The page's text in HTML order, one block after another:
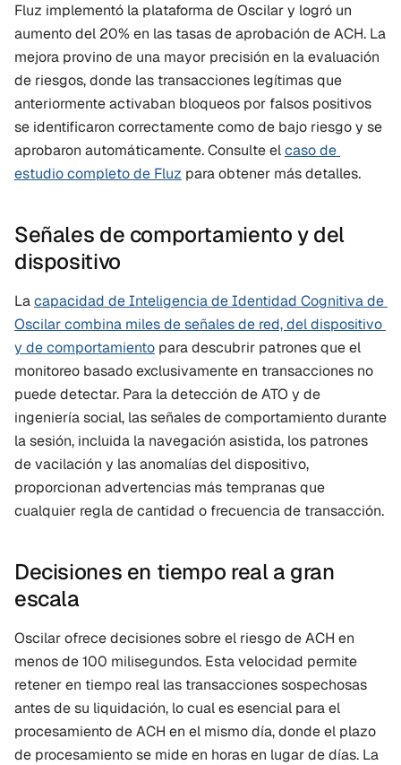
Fluz implementó la plataforma de Oscilar y logró un
aumento del 20% en las tasas de aprobación de ACH. La
mejora provino de una mayor precisión en la evaluación
de riesgos, donde las transacciones legítimas que
anteriormente activaban bloqueos por falsos positivos
se identificaron correctamente como de bajo riesgo y se
aprobaron automáticamente. Consulte el caso de
estudio completo de Fluz para obtener más detalles.
Señales de comportamiento y del
dispositivo
La capacidad de Inteligencia de Identidad Cognitiva de
Oscilar combina miles de señales de red, del dispositivo
y de comportamiento para descubrir patrones que el
monitoreo basado exclusivamente en transacciones no
puede detectar. Para la detección de ATO y de
ingeniería social, las señales de comportamiento durante
la sesión, incluida la navegación asistida, los patrones
de vacilación y las anomalías del dispositivo,
proporcionan advertencias más tempranas que
cualquier regla de cantidad o frecuencia de transacción.
Decisiones en tiempo real a gran
escala
Oscilar ofrece decisiones sobre el riesgo de ACH en
menos de 100 milisegundos. Esta velocidad permite
retener en tiempo real las transacciones sospechosas
antes de su liquidación, lo cual es esencial para el
procesamiento de ACH en el mismo día, donde el plazo
de procesamiento se mide en horas en lugar de días. La